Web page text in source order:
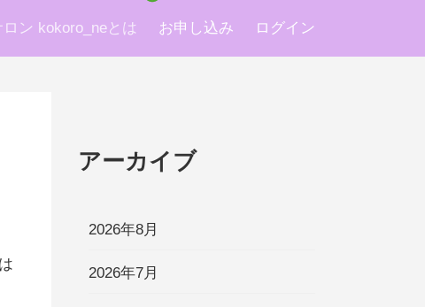
ン kokoro_neとは お申し込み ログイン
アーカイブ
2026年8月
2026年7月